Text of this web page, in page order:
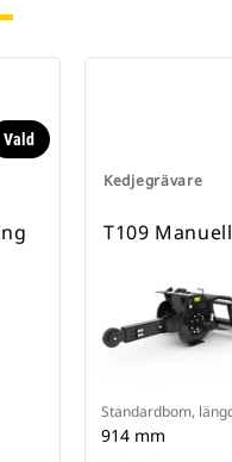
Vald
Kedjegrävare
T109
Standardbom,
914 mm